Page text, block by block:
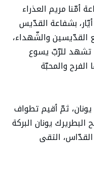
أمّنا مريم العذراء
بشفاعة القدّيس
القدّيسين والشّهداء،
تشهد للرّبّ يسوع
الفرح والمحبّة
ثمّ أقيم تطواف
البطريرك يونان البركة
القدّاس، التقى